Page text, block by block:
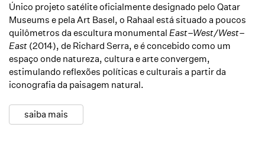
Único projeto satélite oficialmente designado pelo Qatar
Museums e pela Art Basel, o Rahaal está situado a poucos
quilômetros da escultura monumental East–West/West–
East (2014), de Richard Serra, e é concebido como um
espaço onde natureza, cultura e arte convergem,
estimulando reflexões políticas e culturais a partir da
iconografia da paisagem natural.
saiba mais